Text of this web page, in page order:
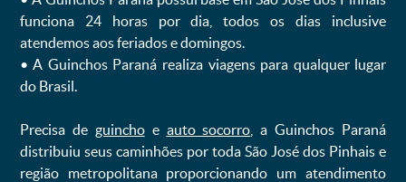
funciona 24 horas por dia, todos os dias inclusive
atendemos aos feriados e domingos.
ㅤㅤ• A Guinchos Paraná realiza viagens para qualquer lugar
do Brasil.
Precisa de guinchoe auto socorro , a Guinchos Paraná
distribuiu seus caminhões por toda São José dos Pinhais e
região metropolitana proporcionando um atendimento